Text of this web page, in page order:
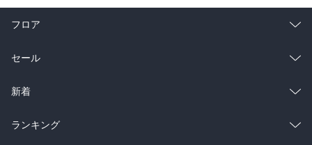
フロア
総合
ラノベ
雑誌・グラビア
セール
総合
ラノベ
新着
総合
ランキング